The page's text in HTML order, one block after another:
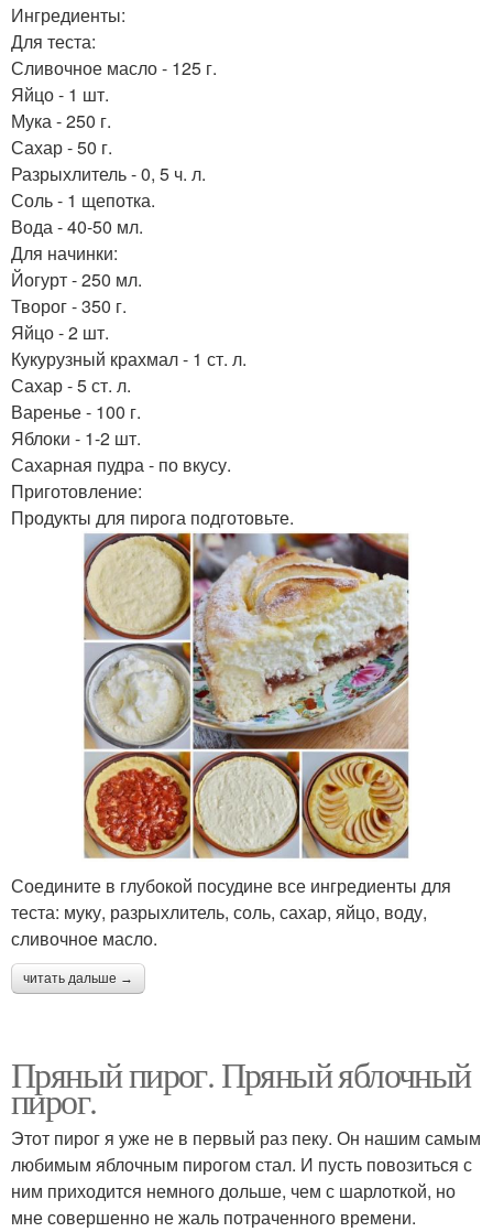
Ингредиенты:
Для теста:
Сливочное масло - 125 г.
Яйцо - 1 шт.
Мука - 250 г.
Сахар - 50 г.
Разрыхлитель - 0, 5 ч. л.
Соль - 1 щепотка.
Вода - 40-50 мл.
Для начинки:
Йогурт - 250 мл.
Творог - 350 г.
Яйцо - 2 шт.
Кукурузный крахмал - 1 ст. л.
Сахар - 5 ст. л.
Варенье - 100 г.
Яблоки - 1-2 шт.
Сахарная пудра - по вкусу.
Приготовление:
Продукты для пирога подготовьте.
Соедините в глубокой посудине все ингредиенты для
теста: муку, разрыхлитель, соль, сахар, яйцо, воду,
сливочное масло.
читать дальше →
Пряный пирог. Пряный яблочный
пирог.
Этот пирог я уже не в первый раз пеку. Он нашим самым
любимым яблочным пирогом стал. И пусть повозиться с
ним приходится немного дольше, чем с шарлоткой, но
мне совершенно не жаль потраченного времени.